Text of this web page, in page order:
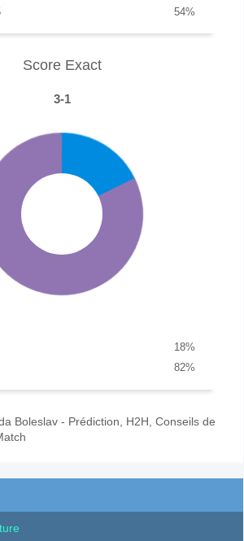
%
54
Score Exact
3-1
%
18
%
82
Boleslav - Prédiction, H2H, Conseils de